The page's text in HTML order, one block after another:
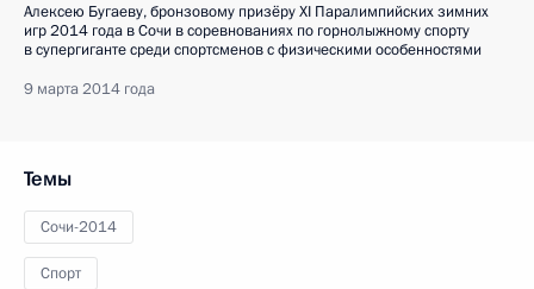
Алексею Бугаеву, бронзовому призёру XI Паралимпийских зимних
игр 2014 года в Сочи в соревнованиях по горнолыжному спорту
в супергиганте среди спортсменов с физическими особенностями
9 марта 2014 года
Темы
Сочи-2014
Спорт